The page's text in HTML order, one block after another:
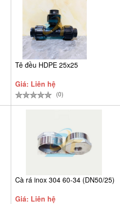
Tê đều HDPE 25x25
Giá: Liên hệ
(0)
Cà rá inox 304 60-34 (DN50/25)
Giá: Liên hệ